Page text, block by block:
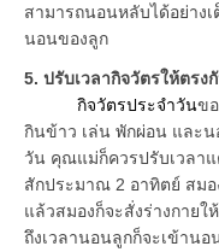
สามารถนอนหลับได้อย่าง
นอนของลูก
5. ปรับเวลากิจวัตรให้ตรง
กิจวัตรประจำวันข
กินข้าว เล่น พักผ่อน และ
วัน คุณแม่ก็ควรปรับเวลา
สักประมาณ 2 อาทิตย์ สมอ
แล้วสมองก็จะสั่งร่างกายใ
ถึงเวลานอนลูกก็จะเข้าน